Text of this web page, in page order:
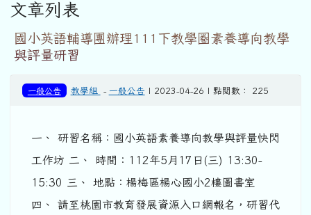
文章列表
國小英語輔導團辦理111下教學圈素養導向教學
與評量研習
一般公告 教學組 - 一般公告 | 2023-04-26 | 點閱數： 225
一、 研習名稱：國小英語素養導向教學與評量快閃
工作坊 二、 時間：112年5月17日(三) 13:30-
15:30 三、 地點：楊梅區楊心國小2樓圖書室
四、 請至桃園市教育發展資源入口網報名，研習代